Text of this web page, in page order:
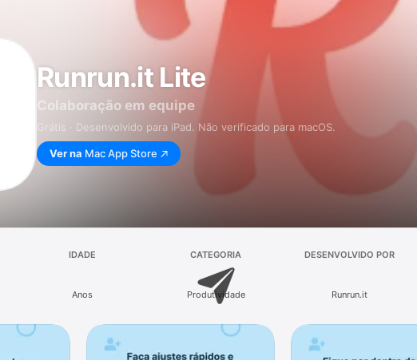
Runrun.it Lite
Colaboração em equipe
Grátis · Desenvolvido para iPad. Não verificado para macOS.
Ver na Mac App Store
IDADE
Anos
CATEGORIA
Produtividade
DESENVOLVIDO POR
Runrun.it